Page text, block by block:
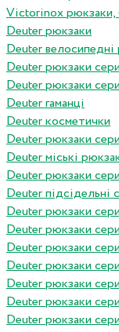
Victorinox рюкзаки,
Deuter рюкзаки
Deuter
Deuter рюкзаки
Deuter рюкзаки
Deuter гаманці
Deuter косметички
Deuter рюкзаки
Deuter міські
Deuter рюкзаки
Deuter підсідельні
Deuter рюкзаки
Deuter рюкзаки
Deuter рюкзаки
Deuter рюкзаки
Deuter рюкзаки
Deuter рюкзаки
Deuter рюкзаки